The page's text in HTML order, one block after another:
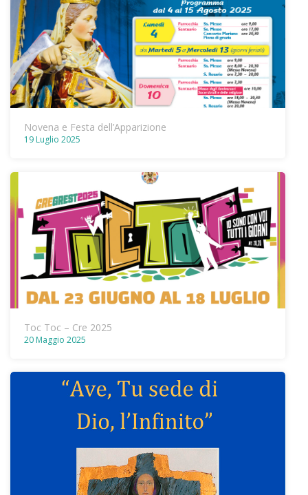
Novena e Festa dell’Apparizione
19 Luglio 2025
Toc Toc – Cre 2025
20 Maggio 2025